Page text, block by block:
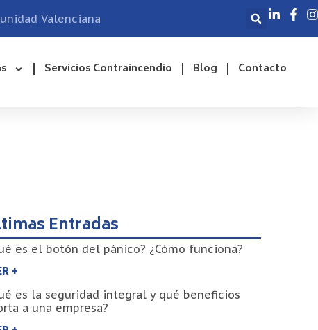
Valenciana
Servicios Contraincendio Blog Contacto
Entradas
es el botón del pánico? ¿Cómo funciona?
+
es la seguridad integral y qué beneficios
a una empresa?